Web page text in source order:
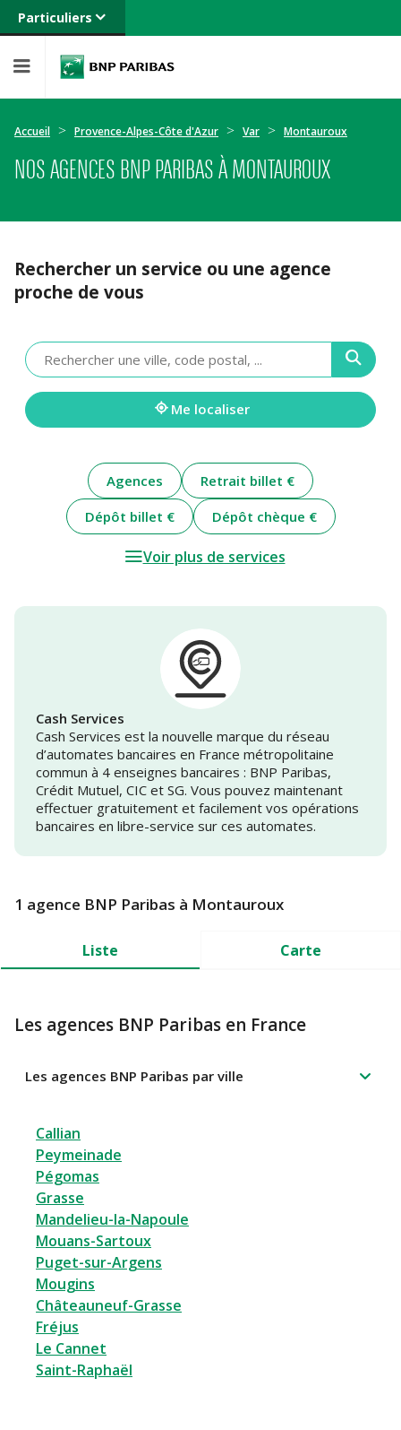
Particuliers
Banque privée
Entreprises
Accueil Provence-Alpes-Côte d'Azur Var Montauroux
NOS AGENCES BNP PARIBAS À MONTAUROUX
Rechercher un service ou une agence
proche de vous
Veuillez
renseigner
une
adresse
Me localiser
Agences
Retrait billet €
Dépôt billet €
Dépôt chèque €
Voir plus de services
Cash Services
Cash Services est la nouvelle marque du réseau
d’automates bancaires en France métropolitaine
commun à 4 enseignes bancaires : BNP Paribas,
Crédit Mutuel, CIC et SG. Vous pouvez maintenant
effectuer gratuitement et facilement vos opérations
bancaires en libre-service sur ces automates.
1 agence BNP Paribas à Montauroux
Liste Carte
Les agences BNP Paribas en France
Les agences BNP Paribas par ville
Callian
Peymeinade
Pégomas
Grasse
Mandelieu-la-Napoule
Mouans-Sartoux
Puget-sur-Argens
Mougins
Châteauneuf-Grasse
Fréjus
Le Cannet
Saint-Raphaël